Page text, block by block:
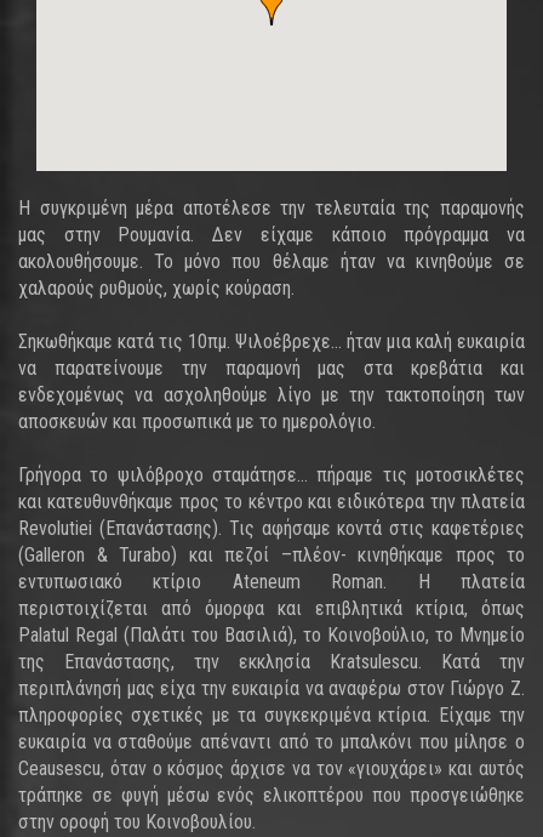
Η συγκριμένη μέρα αποτέλεσε την τελευταία της παραμονής
μας στην Ρουμανία. Δεν είχαμε κάποιο πρόγραμμα να
ακολουθήσουμε. Το μόνο που θέλαμε ήταν να κινηθούμε σε
χαλαρούς ρυθμούς, χωρίς κούραση.
Σηκωθήκαμε κατά τις 10πμ. Ψιλοέβρεχε… ήταν μια καλή ευκαιρία
να παρατείνουμε την παραμονή μας στα κρεβάτια και
ενδεχομένως να ασχοληθούμε λίγο με την τακτοποίηση των
αποσκευών και προσωπικά με το ημερολόγιο.
Γρήγορα το ψιλόβροχο σταμάτησε… πήραμε τις μοτοσικλέτες
και κατευθυνθήκαμε προς το κέντρο και ειδικότερα την πλατεία
Revolutiei (Επανάστασης). Τις αφήσαμε κοντά στις καφετέριες
(Galleron & Turabo) και πεζοί –πλέον- κινηθήκαμε προς το
εντυπωσιακό κτίριο Ateneum Roman. Η πλατεία
περιστοιχίζεται από όμορφα και επιβλητικά κτίρια, όπως
Palatul Regal (Παλάτι του Βασιλιά), το Κοινοβούλιο, το Μνημείο
της Επανάστασης, την εκκλησία Κratsulescu. Κατά την
περιπλάνησή μας είχα την ευκαιρία να αναφέρω στον Γιώργο Ζ.
πληροφορίες σχετικές με τα συγκεκριμένα κτίρια. Είχαμε την
ευκαιρία να σταθούμε απέναντι από το μπαλκόνι που μίλησε ο
Ceausescu, όταν ο κόσμος άρχισε να τον «γιουχάρει» και αυτός
τράπηκε σε φυγή μέσω ενός ελικοπτέρου που προσγειώθηκε
στην οροφή του Κοινοβουλίου.